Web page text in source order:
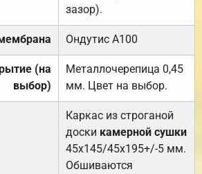
зазор).
Ондутис А100
(на
выбор)
Металлочерепица 0,45
мм. Цвет на выбор.
Каркас из строганой
доски камерной сушки
45х145/45х195+/-5 мм.
Обшиваются